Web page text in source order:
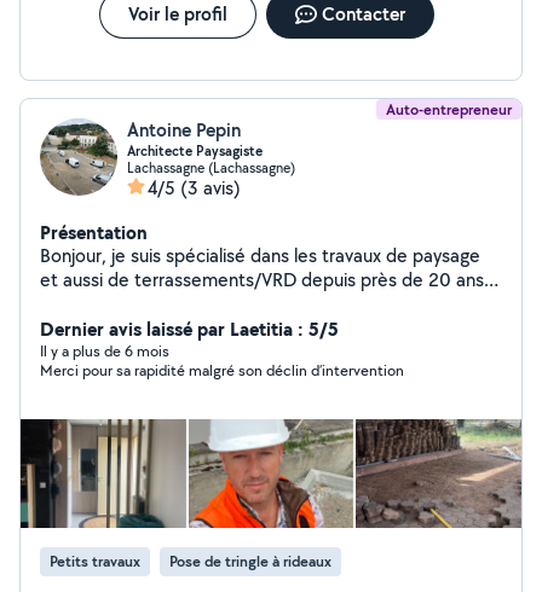
Voir le profil Contacter
Auto-entrepreneur
Antoine Pepin
Architecte Paysagiste
Lachassagne (Lachassagne)
4/5 (3 avis)
Présentation
Bonjour, je suis spécialisé dans les travaux de paysage
et aussi de terrassements/VRD depuis près de 20 ans.
service et sortir de mon bureau pour prendre l air et
accompagné des personnes qui ont besoin d'un service.
c'est ce qu'on appelle lier l'utile à l'agréable alors
périmètre proche de mon agence, c'est-à-dire à 10 km
maxi de Villefranche-sur-Saône.
Dernier avis laissé par Laetitia : 5/5
Il y a plus de 6 mois
Merci pour sa rapidité malgré son déclin d’intervention
Petits travaux Pose de tringle à rideaux